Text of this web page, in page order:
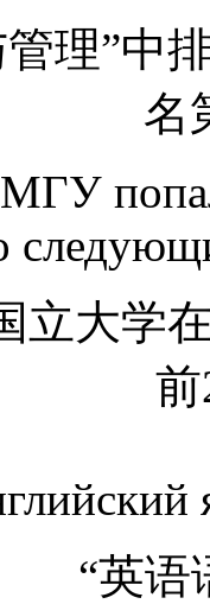
理”中
名
立大学
“英语